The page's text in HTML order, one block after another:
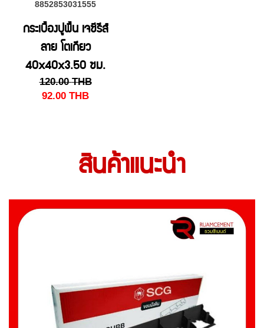
8852853031555
กระเบื้องปูพื้น เจซีรีส์
ลาย โตเกียว
40x40x3.50 ซม.
สี s/เบจ
120.00 THB
92.00 THB
สินค้าแนะนำ